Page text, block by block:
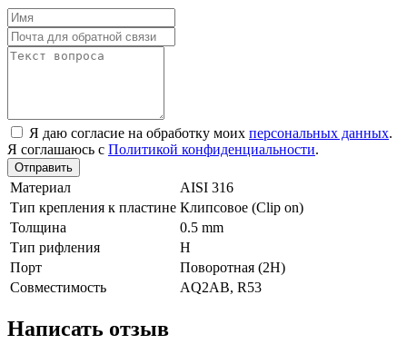
Я даю согласие на обработку моих персональных данных.
Я соглашаюсь с Политикой конфиденциальности.
Отправить
Материал
AISI 316
Тип крепления к пластине Клипсовое (Clip on)
Толщина
0.5 mm
Тип рифления
H
Порт
Поворотная (2Н)
Совместимость
AQ2AB, R53
Написать отзыв